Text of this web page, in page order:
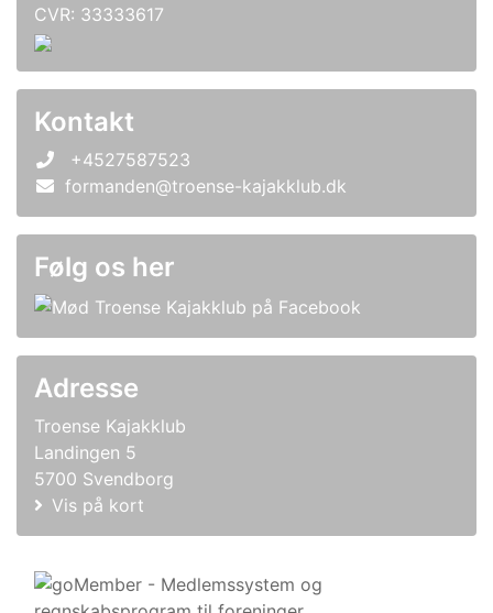
CVR: 33333617
Kontakt
+4527587523
formanden@troense-kajakklub.dk
Følg os her
Adresse
Troense Kajakklub
Landingen 5
5700 Svendborg
Vis på kort